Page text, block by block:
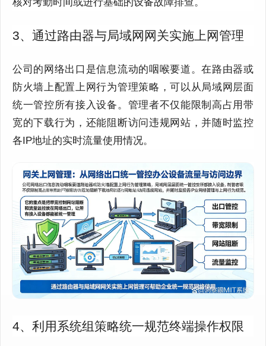
3、通过路由器与局域网网关实施上网管理
公司的网络出口是信息流动的咽喉要道。在路由器或
防火墙上配置上网行为管理策略，可以从局域网层面
统一管控所有接入设备。管理者不仅能限制高占用带
宽的下载行为，还能阻断访问违规网站，并随时监控
各IP地址的实时流量使用情况。
4、利用系统组策略统一规范终端操作权限